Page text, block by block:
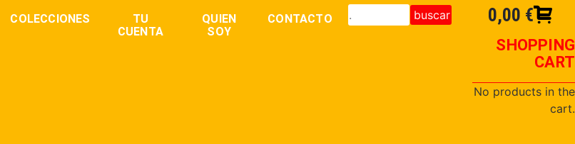
COLECCIONES
TU
CUENTA
QUIEN
SOY
CONTACTO buscar 0,00 €
SHOPPING
CART
No products in the
cart.